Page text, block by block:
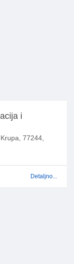
i
77244,
Detaljno...